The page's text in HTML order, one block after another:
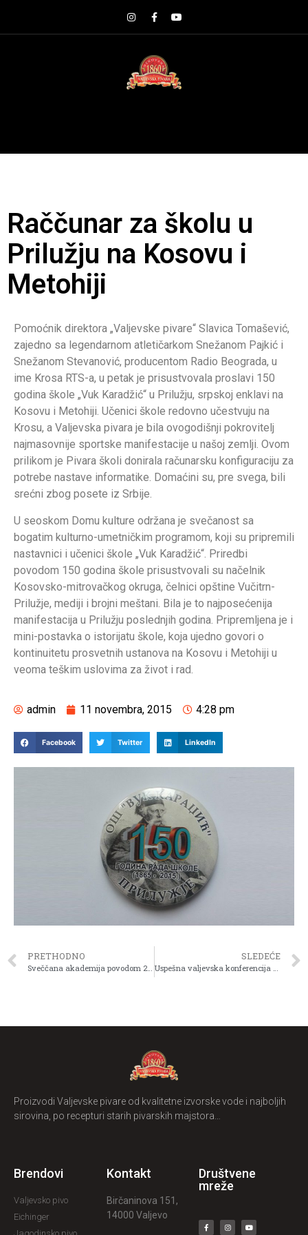
Raččunar za školu u
Prilužju na Kosovu i
Metohiji
Pomoćnik direktora „Valjevske pivare“ Slavica Tomašević,
zajedno sa legendarnom atletičarkom Snežanom Pajkić i
Snežanom Stevanović, producentom Radio Beograda, u
ime Krosa RTS-a, u petak je prisustvovala proslavi 150
godina škole „Vuk Karadžić“ u Prilužju, srpskoj enklavi na
Kosovu i Metohiji. Učenici škole redovno učestvuju na
Krosu, a Valjevska pivara je bila ovogodišnji pokrovitelj
najmasovnije sportske manifestacije u našoj zemlji. Ovom
prilikom je Pivara školi donirala računarsku konfiguraciju za
potrebe nastave informatike. Domaćini su, pre svega, bili
srećni zbog posete iz Srbije.
U seoskom Domu kulture održana je svečanost sa
bogatim kulturno-umetničkim programom, koji su pripremili
nastavnici i učenici škole „Vuk Karadžić“. Priredbi
povodom 150 godina škole prisustvovali su načelnik
Kosovsko-mitrovačkog okruga, čelnici opštine Vučitrn-
Prilužje, mediji i brojni meštani. Bila je to najposećenija
manifestacija u Prilužju poslednjih godina. Pripremljena je i
mini-postavka o istorijatu škole, koja ujedno govori o
kontinuitetu prosvetnih ustanova na Kosovu i Metohiji u
veoma teškim uslovima za život i rad.
admin 11 novembra, 2015 4:28 pm
Facebook Twitter LinkedIn
PRETHODNO SLEDEĆE
Proizvodi Valjevske pivare od kvalitetne izvorske vode i najboljih
sirovina, po recepturi starih pivarskih majstora…
Brendovi
Valjevsko pivo
Eichinger
Kontakt
Birčaninova 151,
14000 Valjevo
Društvene
mreže